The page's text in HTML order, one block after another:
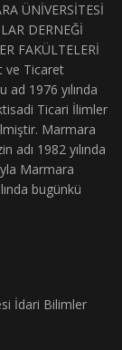
ÜNİVERSİTESİ
DERNEĞİ
FAKÜLTELERİ
ve Ticaret
1976 yılında
Ticari İlimler
Marmara
1982 yılında
Marmara
bugünkü
İdari Bilimler